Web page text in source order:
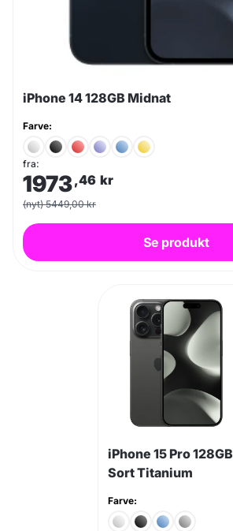
iPhone 14 128GB Midnat
Farve:
fra:
1973,46 kr
(nyt) 5449,00 kr
Se produkt
iPhone 15 Pro 128GB
Sort Titanium
Farve: